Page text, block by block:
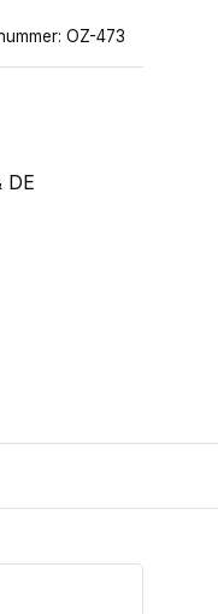
OZ-473
DE